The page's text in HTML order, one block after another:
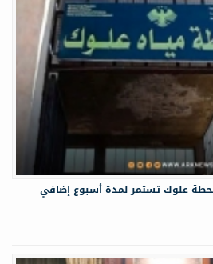
‏محطة علوك تستمر لمدة أسبوع إضافي